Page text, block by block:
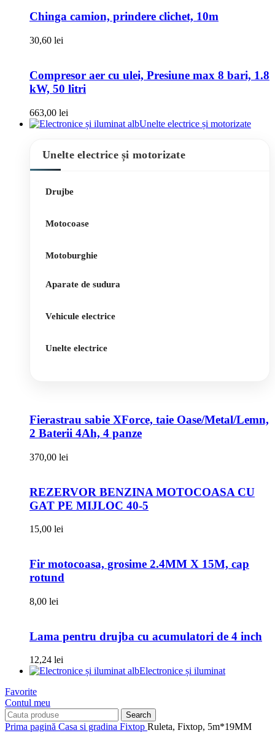
Chinga camion, prindere clichet, 10m
30,60 lei
Compresor aer cu ulei, Presiune max 8 bari, 1.8
kW, 50 litri
663,00 lei
Unelte electrice și motorizate
Unelte electrice și motorizate
Drujbe
Motocoase
Motoburghie
Aparate de sudura
Vehicule electrice
Unelte electrice
Fierastrau sabie XForce, taie Oase/Metal/Lemn,
2 Baterii 4Ah, 4 panze
370,00 lei
REZERVOR BENZINA MOTOCOASA CU
GAT PE MIJLOC 40-5
15,00 lei
Fir motocoasa, grosime 2.4MM X 15M, cap
rotund
8,00 lei
Lama pentru drujba cu acumulatori de 4 inch
12,24 lei
Electronice și iluminat
Favorite
Contul meu
Search
Prima pagină Casa si gradina Fixtop Ruleta, Fixtop, 5m*19MM